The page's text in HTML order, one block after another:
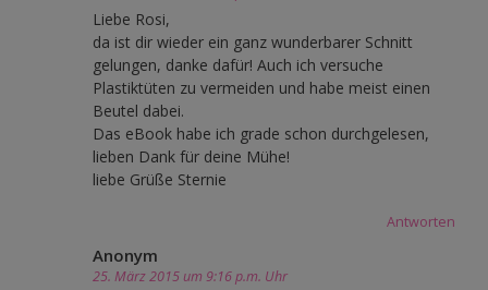
Liebe Rosi,
da ist dir wieder ein ganz wunderbarer Schnitt
gelungen, danke dafür! Auch ich versuche
Plastiktüten zu vermeiden und habe meist einen
Beutel dabei.
Das eBook habe ich grade schon durchgelesen,
lieben Dank für deine Mühe!
liebe Grüße Sternie
Antworten
Anonym
25. März 2015 um 9:16 p.m. Uhr